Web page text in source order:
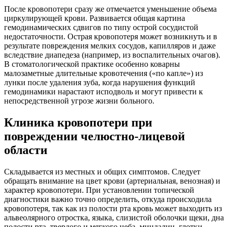
После кровопотери сразу же отмечается уменьшение объема
циркулирующей крови. Развивается общая картина
гемодинамических сдвигов по типу острой сосудистой
недостаточности. Острая кровопотеря может возникнуть и в
результате повреждения мелких сосудов, капилляров и даже
вследствие диапедеза (например, из воспалительных очагов).
В стоматологической практике особенно коварны
малозаметные длительные кровотечения («по капле») из
лунки после удаления зуба, когда нарушения функций
гемодинамики нарастают исподволь и могут привести к
непосредственной угрозе жизни больного.
Клиника кровопотери при
повреждении челюстно-лицевой
области
Складывается из местных и общих симптомов. Следует
обращать внимание на цвет крови (артериальная, венозная) и
характер кровопотери. При установлении топической
диагностики важно точно определить, откуда происходила
кровопотеря, так как из полости рта кровь может выходить из
альвеолярного отростка, языка, слизистой оболочки щеки, дна